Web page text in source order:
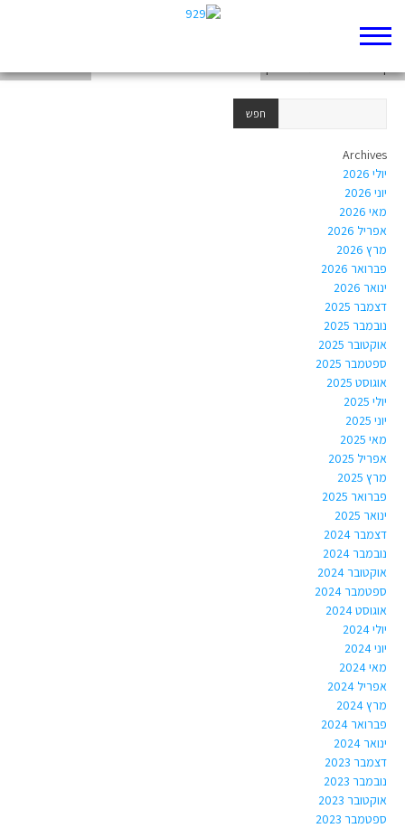
ממעמקים קראתיך: פרק כו למיטיבי לכת
Archives
יולי 2026
יוני 2026
מאי 2026
אפריל 2026
מרץ 2026
פברואר 2026
ינואר 2026
דצמבר 2025
נובמבר 2025
אוקטובר 2025
ספטמבר 2025
אוגוסט 2025
יולי 2025
יוני 2025
מאי 2025
אפריל 2025
מרץ 2025
פברואר 2025
ינואר 2025
דצמבר 2024
נובמבר 2024
אוקטובר 2024
ספטמבר 2024
אוגוסט 2024
יולי 2024
יוני 2024
מאי 2024
אפריל 2024
מרץ 2024
פברואר 2024
ינואר 2024
דצמבר 2023
נובמבר 2023
אוקטובר 2023
ספטמבר 2023